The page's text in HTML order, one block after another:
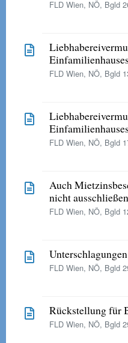
FLD Wien, NÖ, Bgld
FLD Wien, NÖ, Bgld
FLD Wien, NÖ, Bgld
Auch
nicht
FLD Wien, NÖ, Bgld
FLD Wien, NÖ, Bgld
Rückstellung für
FLD Wien, NÖ, Bgld